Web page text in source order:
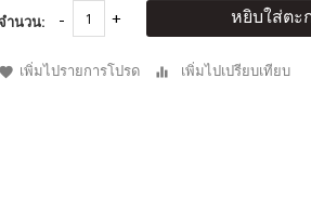
ำนวน: หยิบใส่ตะ
เพิ่มไปรายการโปรด เพิ่มไปเปรียบเทียบ